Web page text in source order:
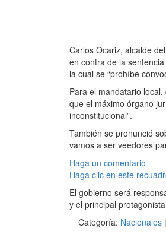
Carlos Ocariz, alcalde
en contra de la
la cual se “prohíbe
Para el mandatario
que el máximo órgano
inconstitucional”.
También se pronunció
vamos a ser veedores
Haga un comentario
Haga clic en este
El gobierno será
y el principal
Categoría: Nacionales |